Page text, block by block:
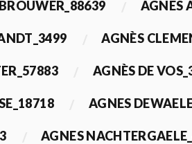
AGNES
AGNÈS
AGNÈS DE
AGNES
AGNES